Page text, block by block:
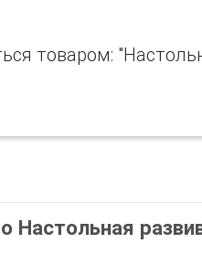
товаром:
Настольная